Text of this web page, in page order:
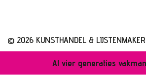
© 2026 KUNSTHANDEL & LIJSTENMAKER
Al vier generaties